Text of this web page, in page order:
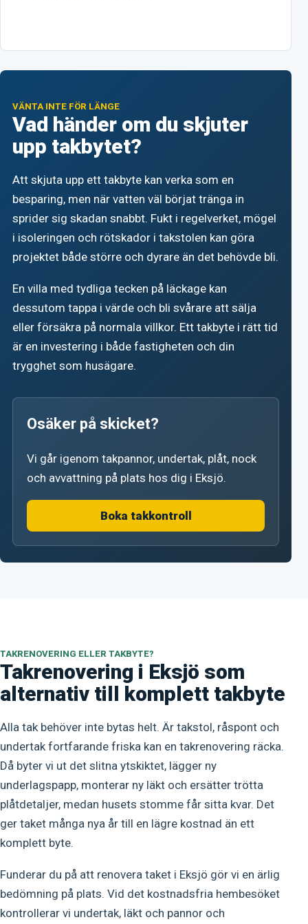
VÄNTA INTE FÖR LÄNGE
Vad händer om du skjuter
upp takbytet?
Att skjuta upp ett takbyte kan verka som en
besparing, men när vatten väl börjat tränga in
sprider sig skadan snabbt. Fukt i regelverket, mögel
i isoleringen och rötskador i takstolen kan göra
projektet både större och dyrare än det behövde bli.
En villa med tydliga tecken på läckage kan
dessutom tappa i värde och bli svårare att sälja
eller försäkra på normala villkor. Ett takbyte i rätt tid
är en investering i både fastigheten och din
trygghet som husägare.
Osäker på skicket?
Vi går igenom takpannor, undertak, plåt, nock
och avvattning på plats hos dig i Eksjö.
Boka takkontroll
TAKRENOVERING ELLER TAKBYTE?
Takrenovering i Eksjö som
alternativ till komplett takbyte
Alla tak behöver inte bytas helt. Är takstol, råspont och
undertak fortfarande friska kan en takrenovering räcka.
Då byter vi ut det slitna ytskiktet, lägger ny
underlagspapp, monterar ny läkt och ersätter trötta
plåtdetaljer, medan husets stomme får sitta kvar. Det
ger taket många nya år till en lägre kostnad än ett
komplett byte.
Funderar du på att renovera taket i Eksjö gör vi en ärlig
bedömning på plats. Vid det kostnadsfria hembesöket
kontrollerar vi undertak, läkt och pannor och